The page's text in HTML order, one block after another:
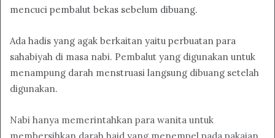
mencuci pembalut bekas sebelum dibuang.
Ada hadis yang agak berkaitan yaitu perbuatan para
sahabiyah di masa nabi. Pembalut yang digunakan untuk
menampung darah menstruasi langsung dibuang setelah
digunakan.
Nabi hanya memerintahkan para wanita untuk